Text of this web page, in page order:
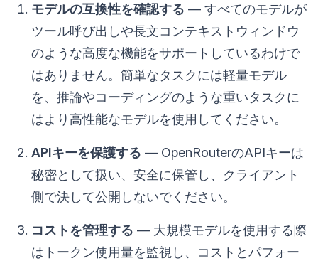
モデルの互換性を確認する — すべてのモデルが
ツール呼び出しや長文コンテキストウィンドウ
のような高度な機能をサポートしているわけで
はありません。簡単なタスクには軽量モデル
を、推論やコーディングのような重いタスクに
はより高性能なモデルを使用してください。
APIキーを保護する — OpenRouterのAPIキーは
秘密として扱い、安全に保管し、クライアント
側で決して公開しないでください。
コストを管理する — 大規模モデルを使用する際
はトークン使用量を監視し、コストとパフォー